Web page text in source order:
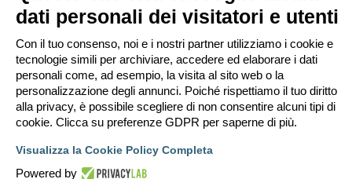
546 argomenti Pagina 1di11
1 2 3 4 5 … 11 Prossimo
Vai a
PERMESSI FORUM
Non puoiaprire nuovi argomenti
Non puoirispondere negli argomenti
Non puoi
modificare i tuoi messaggi
Non puoicancellare i tuoi messaggi
dati personali dei visitatori e utenti
Con il tuo consenso, noi e i nostri partner utilizziamo i cookie e
tecnologie simili per archiviare, accedere ed elaborare i dati
personali come, ad esempio, la visita al sito web o la
personalizzazione degli annunci. Poiché rispettiamo il tuo diritto
alla privacy, è possibile scegliere di non consentire alcuni tipi di
cookie. Clicca su preferenze GDPR per saperne di più.
Visualizza la Cookie Policy Completa
Powered by